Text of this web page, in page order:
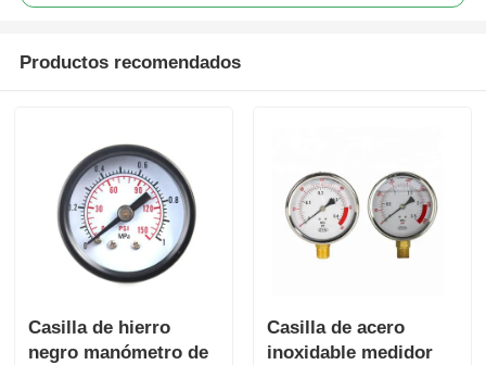
Sobre nosotros
Visita a la fábrica
Productos recomendados
Casilla de hierro
negro manómetro de
Casilla de acero
inoxidable medidor